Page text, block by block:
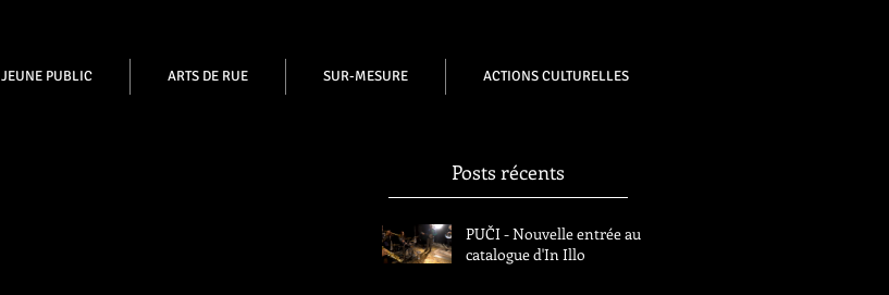
JEUNE PUBLIC ARTS DE RUE SUR-MESURE ACTIONS CULTURELLES
Posts récents
PUČI - Nouvelle entrée au
catalogue d'In Illo